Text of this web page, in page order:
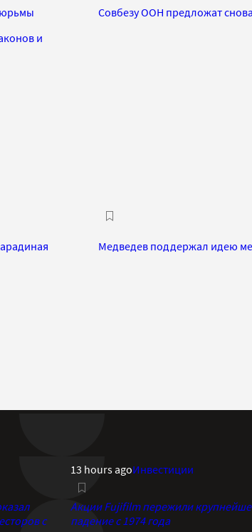
и
Совбезу ООН предложат
Медведев поддержал идею
с
13 hours agoИнвестиции
Акции Fujifilm пережили
падение с 1974 года